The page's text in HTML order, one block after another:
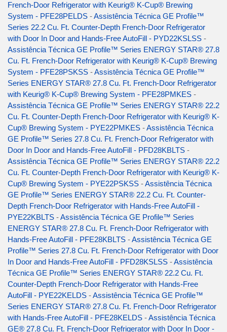
French-Door Refrigerator with Keurig® K-Cup® Brewing
System - PFE28PELDS -Assistência Técnica GE Profile™
Series 22.2 Cu. Ft. Counter-Depth French-Door Refrigerator
with Door In Door and Hands-Free AutoFill - PYD22KSLSS -
Assistência Técnica GE Profile™ Series ENERGY STAR® 27.8
Cu. Ft. French-Door Refrigerator with Keurig® K-Cup® Brewing
System - PFE28PSKSS -Assistência Técnica GE Profile™
Series ENERGY STAR® 27.8 Cu. Ft. French-Door Refrigerator
with Keurig® K-Cup® Brewing System - PFE28PMKES -
Assistência Técnica GE Profile™ Series ENERGY STAR® 22.2
Cu. Ft. Counter-Depth French-Door Refrigerator with Keurig® K-
Cup® Brewing System - PYE22PMKES -Assistência Técnica
GE Profile™ Series 27.8 Cu. Ft. French-Door Refrigerator with
Door In Door and Hands-Free AutoFill - PFD28KBLTS -
Assistência Técnica GE Profile™ Series ENERGY STAR® 22.2
Cu. Ft. Counter-Depth French-Door Refrigerator with Keurig® K-
Cup® Brewing System - PYE22PSKSS -Assistência Técnica
GE Profile™ Series ENERGY STAR® 22.2 Cu. Ft. Counter-
Depth French-Door Refrigerator with Hands-Free AutoFill -
PYE22KBLTS -Assistência Técnica GE Profile™ Series
ENERGY STAR® 27.8 Cu. Ft. French-Door Refrigerator with
Hands-Free AutoFill - PFE28KBLTS -Assistência Técnica GE
Profile™ Series 27.8 Cu. Ft. French-Door Refrigerator with Door
In Door and Hands-Free AutoFill - PFD28KSLSS -Assistência
Técnica GE Profile™ Series ENERGY STAR® 22.2 Cu. Ft.
Counter-Depth French-Door Refrigerator with Hands-Free
AutoFill - PYE22KELDS -Assistência Técnica GE Profile™
Series ENERGY STAR® 27.8 Cu. Ft. French-Door Refrigerator
with Hands-Free AutoFill - PFE28KELDS -Assistência Técnica
GE® 27.8 Cu. Ft. French-Door Refrigerator with Door In Door -